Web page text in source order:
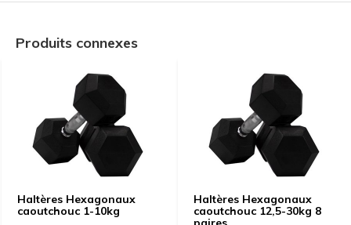
Produits connexes
Haltères Hexagonaux
caoutchouc 1-10kg
Haltères Hexagonaux
caoutchouc 12,5-30kg 8